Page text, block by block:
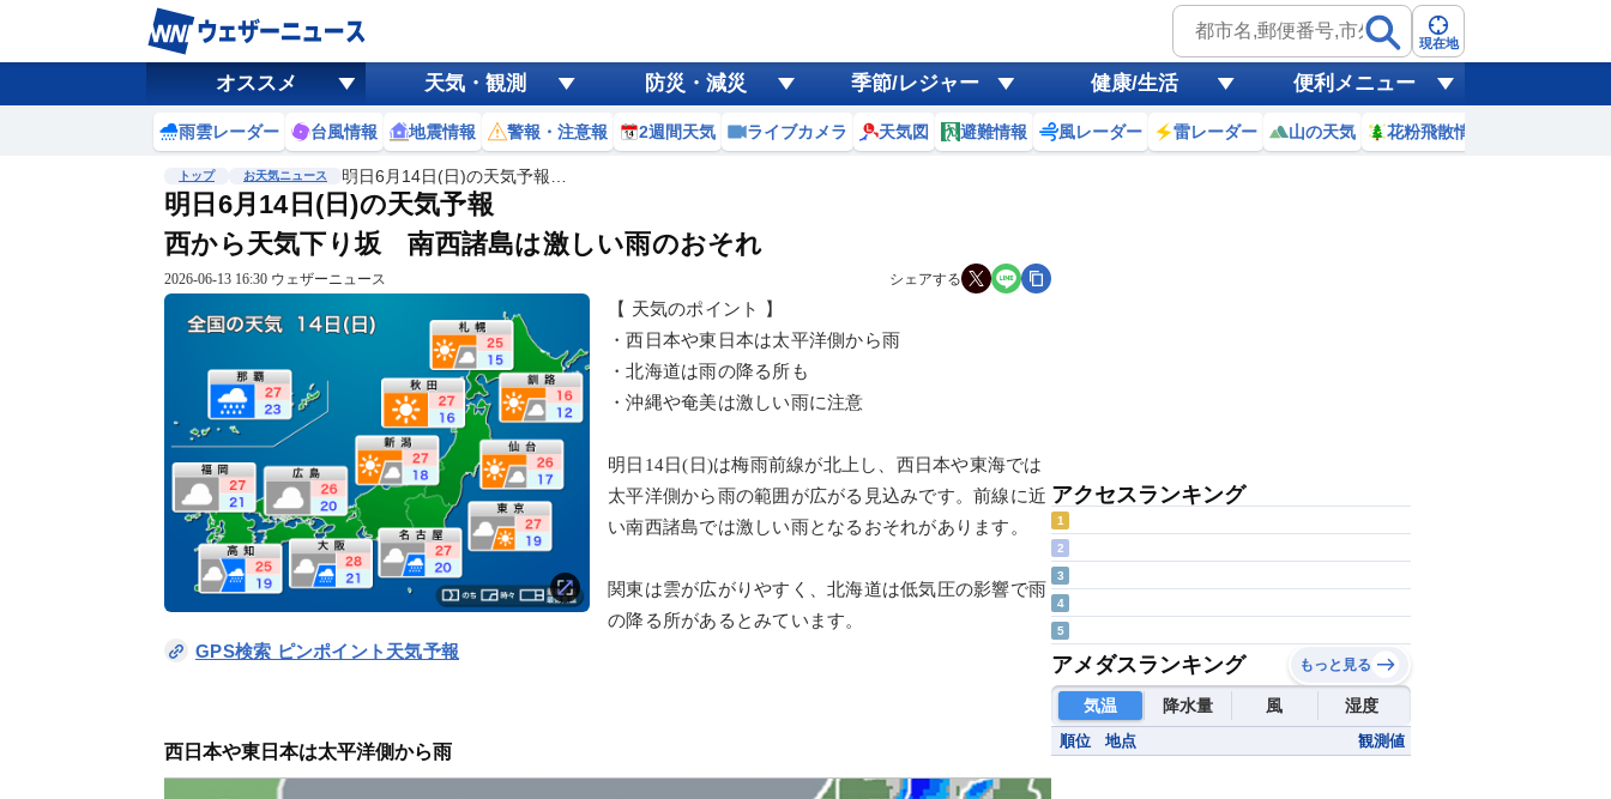
現在地
オススメ 天気・観測 防災・減災 季節/レジャー 健康/生活 便利メニュー
雨雲レーダー 台風情報 地震情報 警報・注意報 2週間天気 ライブカメラ 天気図 避難情報 風レーダー 雷レーダー 山の天気 花粉飛散情報
トップ お天気ニュース 明日6月14日(日)の天気予報…
明日6月14日(日)の天気予報
西から天気下り坂 南西諸島は激しい雨のおそれ
2026-06-13 16:30 ウェザーニュース シェアする
【 天気のポイント 】
・西日本や東日本は太平洋側から雨
・北海道は雨の降る所も
・沖縄や奄美は激しい雨に注意
明日14日(日)は梅雨前線が北上し、西日本や東海では
太平洋側から雨の範囲が広がる見込みです。前線に近
い南西諸島では激しい雨となるおそれがあります。
関東は雲が広がりやすく、北海道は低気圧の影響で雨
の降る所があるとみています。
GPS検索 ピンポイント天気予報
西日本や東日本は太平洋側から雨
アクセスランキング
1
2
3
4
5
アメダスランキング もっと見る
気温 降水量 風 湿度
順位 地点 観測値